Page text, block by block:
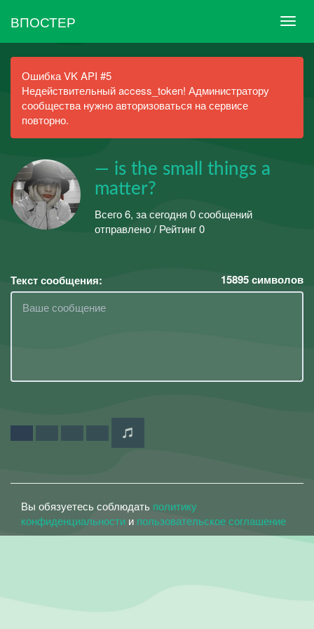
ВПОСТЕР
Ошибка VK API #5
Недействительный access_token! Администратору
сообщества нужно авторизоваться на сервисе
повторно.
— is the small things a
matter?
Всего 6, за сегодня 0 сообщений
отправлено / Рейтинг 0
Текст сообщения: 15895символов
Вы обязуетесь соблюдать политику
конфиденциальности и пользовательское соглашение